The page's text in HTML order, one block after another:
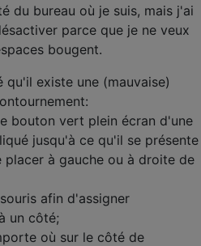
du bureau où je suis, mais j'ai
parce que je ne veux
bougent.
qu'il existe une (mauvaise)
bouton vert plein écran d'une
jusqu'à ce qu'il se présente
placer à gauche ou à droite de
afin d'assigner
un côté;
où sur le côté de